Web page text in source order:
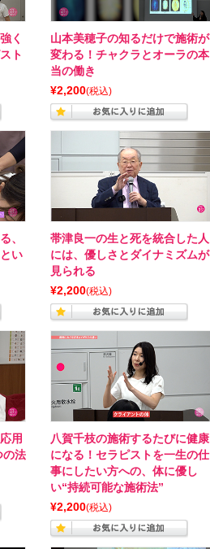
く
ト
山本美穂子の知るだけで施術が
変わる！チャクラとオーラの本
当の働き
¥2,200(税込)
、
い
帯津良一の生と死を統合した人
には、優しさとダイナミズムが
見られる
¥2,200(税込)
用
の法
八賀千枝の施術するたびに健康
になる！セラピストを一生の仕
事にしたい方への、体に優し
い“持続可能な施術法”
¥2,200(税込)